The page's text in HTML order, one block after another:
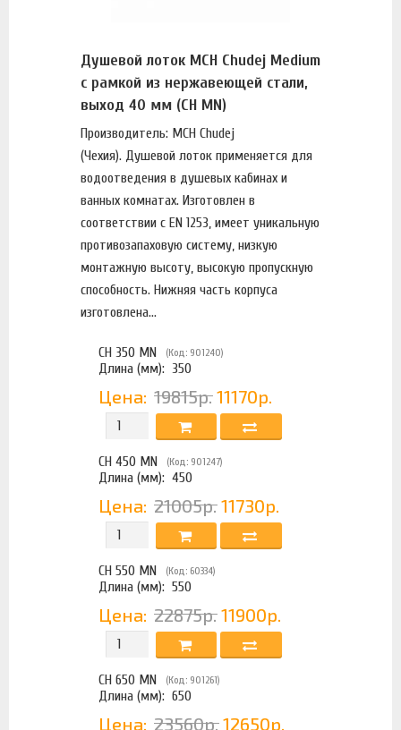
Душевой лоток MCH Chudej Medium
с рамкой из нержавеющей стали,
выход 40 мм (CH MN)
Производитель: MCH Chudej
(Чехия). Душевой лоток применяется для
водоотведения в душевых кабинах и
ванных комнатах. Изготовлен в
соответствии с EN 1253, имеет уникальную
противозапаховую систему, низкую
монтажную высоту, высокую пропускную
способность. Нижняя часть корпуса
изготовлена...
CH 350 MN (Код: 901240)
Длина (мм): 350
Цена: 19815р. 11170р.
CH 450 MN (Код: 901247)
Длина (мм): 450
Цена: 21005р. 11730р.
CH 550 MN (Код: 60334)
Длина (мм): 550
Цена: 22875р. 11900р.
CH 650 MN (Код: 901261)
Длина (мм): 650
Цена: 23560р. 12650р.